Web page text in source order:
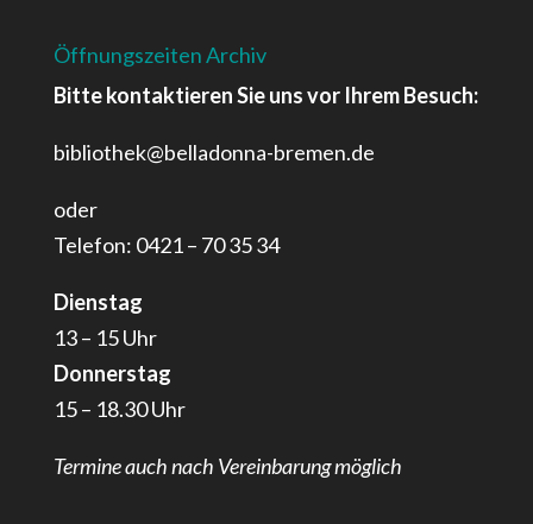
Öffnungszeiten Archiv
Bitte kontaktieren Sie uns vor Ihrem Besuch:
bibliothek@belladonna-bremen.de
oder
Telefon: 0421 – 70 35 34
Dienstag
13 – 15 Uhr
Donnerstag
15 – 18.30 Uhr
Termine auch nach Vereinbarung möglich